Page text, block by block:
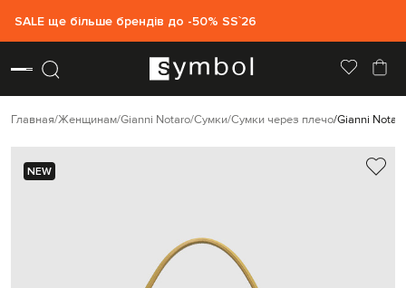
SALE ще більше брендів до -50% SS`26
Главная Женщинам Gianni Notaro Сумки Сумки через плечо Gianni
NEW